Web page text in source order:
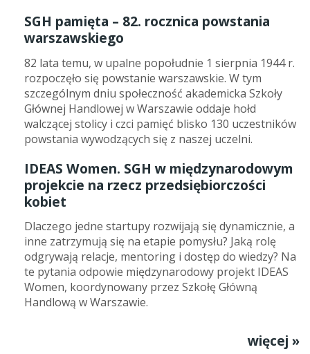
SGH pamięta – 82. rocznica powstania
warszawskiego
82 lata temu, w upalne popołudnie 1 sierpnia 1944 r.
rozpoczęło się powstanie warszawskie. W tym
szczególnym dniu społeczność akademicka Szkoły
Głównej Handlowej w Warszawie oddaje hołd
walczącej stolicy i czci pamięć blisko 130 uczestników
powstania wywodzących się z naszej uczelni.
IDEAS Women. SGH w międzynarodowym
projekcie na rzecz przedsiębiorczości
kobiet
Dlaczego jedne startupy rozwijają się dynamicznie, a
inne zatrzymują się na etapie pomysłu? Jaką rolę
odgrywają relacje, mentoring i dostęp do wiedzy? Na
te pytania odpowie międzynarodowy projekt IDEAS
Women, koordynowany przez Szkołę Główną
Handlową w Warszawie.
więcej »